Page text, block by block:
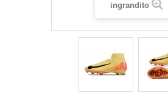
ingrandito